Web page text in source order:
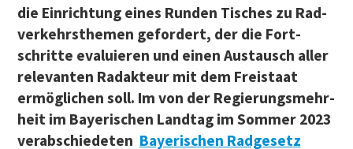
die Ein­rich­tung eines Run­den Tisches zu Rad­
ver­kehrs­the­men gefor­dert, der die Fort­
schrit­te eva­lu­ie­ren und einen Aus­tausch aller
rele­van­ten Rad­ak­teur mit dem Frei­staat
ermög­li­chen soll. Im von der Regie­rungs­mehr­
heit im Baye­ri­schen Land­tag im Som­mer 2023
ver­ab­schie­de­ten Baye­ri­schen Rad­ge­setz